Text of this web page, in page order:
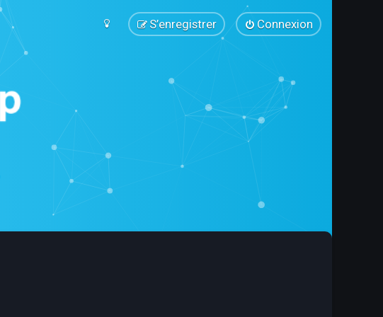
Connexion
S’enregistrer